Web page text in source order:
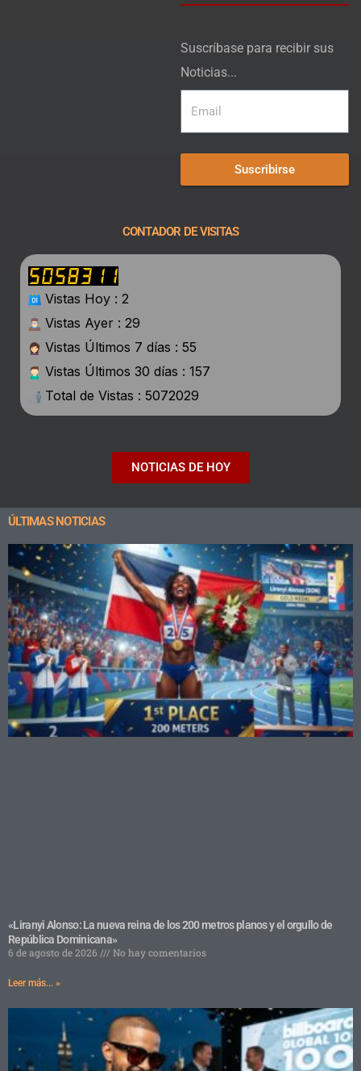
Suscríbase para recibir sus
Noticias...
Suscribirse
CONTADOR DE VISITAS
Vistas Hoy : 2
Vistas Ayer : 29
Vistas Últimos 7 días : 55
Vistas Últimos 30 días : 157
Total de Vistas : 5072029
NOTICIAS DE HOY
ÚLTIMAS NOTICIAS
«Liranyi Alonso: La nueva reina de los 200 metros planos y el orgullo de
República Dominicana»
6 de agosto de 2026
No hay comentarios
Leer más... »